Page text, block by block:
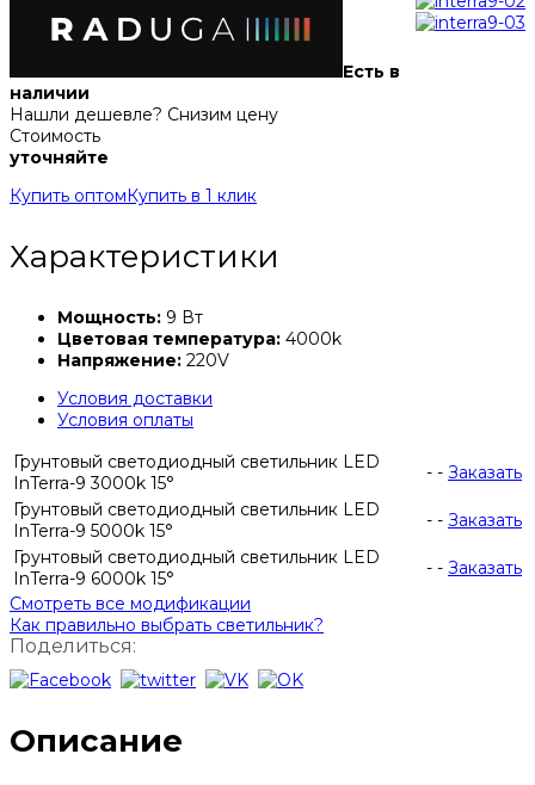
Есть в
наличии
Нашли дешевле? Снизим цену
Стоимость
уточняйте
Купить оптом Купить в 1 клик
Характеристики
Мощность: 9 Вт
Цветовая температура: 4000k
Напряжение: 220V
Условия доставки
Условия оплаты
Грунтовый светодиодный светильник LED
InTerra-9 3000k 15°
- - Заказать
Грунтовый светодиодный светильник LED
InTerra-9 5000k 15°
- - Заказать
Грунтовый светодиодный светильник LED
InTerra-9 6000k 15°
- - Заказать
Смотреть все модификации
Как правильно выбрать светильник?
Поделиться:
Описание